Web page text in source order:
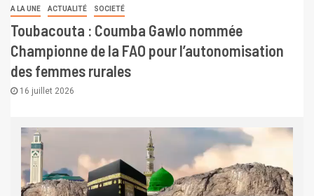
A LA UNE ACTUALITÉ SOCIETÉ
Toubacouta : Coumba Gawlo nommée
Championne de la FAO pour l’autonomisation
des femmes rurales
16 juillet 2026